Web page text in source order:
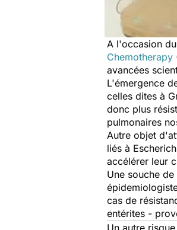
A l'occasion du
Chemotherapy
avancées
L'émergence
celles dites à
donc plus
pulmonaires
Autre objet
liés à
accélérer leur
Une souche de
cas de
entérites -
Un autre